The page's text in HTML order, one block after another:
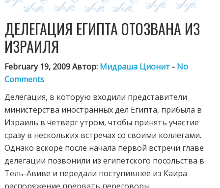
ДЕЛЕГАЦИЯ ЕГИПТА ОТОЗВАНА ИЗ
ИЗРАИЛЯ
February 19, 2009 Автор: Мидраша Ционит - No
Comments
Делегация, в которую входили представители
министерства иностранных дел Египта, прибыла в
Израиль в четверг утром, чтобы принять участие
сразу в нескольких встречах со своими коллегами.
Однако вскоре после начала первой встречи главе
делегации позвонили из египетского посольства в
Тель-Авиве и передали поступившее из Каира